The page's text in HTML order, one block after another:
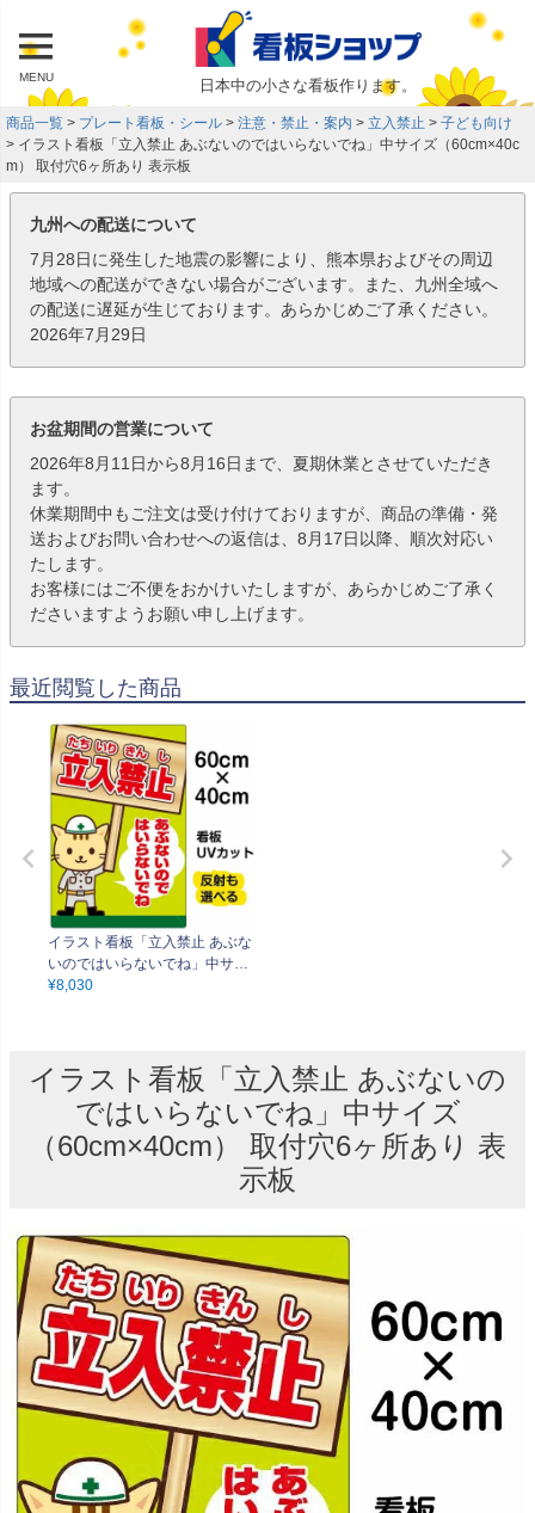
MENU 日本中の小さな看板作ります。
商品一覧 プレート看板・シール 注意・禁止・案内 立入禁止
子ども向け
イラスト看板「立入禁止 あぶないのではいらないでね」中サイズ（60cm×40c
m） 取付穴6ヶ所あり 表示板
九州への配送について
7月28日に発生した地震の影響により、熊本県およびその周辺
地域への配送ができない場合がございます。また、九州全域へ
の配送に遅延が生じております。あらかじめご了承ください。
2026年7月29日
お盆期間の営業について
2026年8月11日から8月16日まで、夏期休業とさせていただき
ます。
休業期間中もご注文は受け付けておりますが、商品の準備・発
送およびお問い合わせへの返信は、8月17日以降、順次対応い
たします。
お客様にはご不便をおかけいたしますが、あらかじめご了承く
ださいますようお願い申し上げます。
最近閲覧した商品
イラスト看板「立入禁止 あぶな
いのではいらないでね」中サイ
ズ（60cm×40cm） 取付穴6ヶ所
¥8,030
イラスト看板「立入禁止 あぶないの
ではいらないでね」中サイズ
（60cm×40cm） 取付穴6ヶ所あり 表
示板